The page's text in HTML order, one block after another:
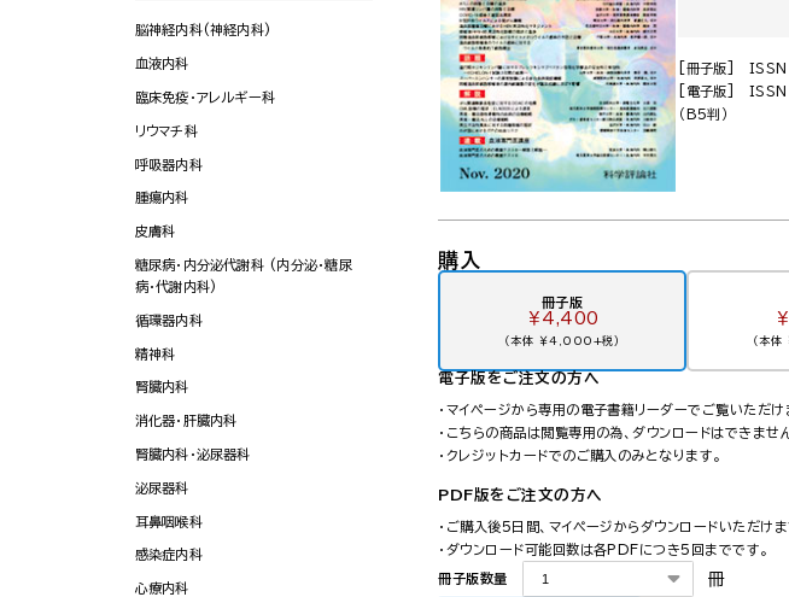
脳神経内科(神経内科)
血液内科
臨床免疫・アレルギー科
リウマチ科
呼吸器内科
腫瘍内科
皮膚科
糖尿病・内分泌代謝科 (内分泌・糖尿
病・代謝内科)
循環器内科
精神科
腎臓内科
消化器・肝臓内科
腎臓内科・泌尿器科
泌尿器科
耳鼻咽喉科
感染症内科
心療内科
[冊子版]
[電子版]
（B5判）
購入
冊子版
￥4,400
（本体 ￥4,000+税） （本
電子版をご注文の方へ
・マイページから専用の電子書籍リーダーでご覧いただけ
・こちらの商品は閲覧専用の為、ダウンロードはできません
・クレジットカードでのご購入のみとなります。
PDF版をご注文の方へ
・ご購入後5日間、マイページからダウンロードいただけま
・ダウンロード可能回数は各PDFにつき5回までです。
冊子版数量 冊